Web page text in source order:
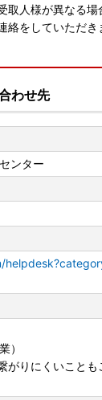
取人様が異なる
絡をしていただ
わせ先
ンター
）
りにくいことも